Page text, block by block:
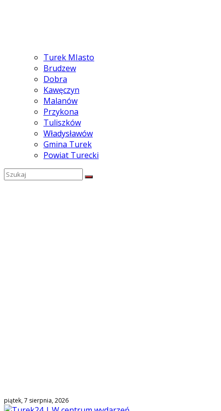
Turek MIasto
Brudzew
Dobra
Kawęczyn
Malanów
Przykona
Tuliszków
Władysławów
Gmina Turek
Powiat Turecki
piątek, 7 sierpnia, 2026